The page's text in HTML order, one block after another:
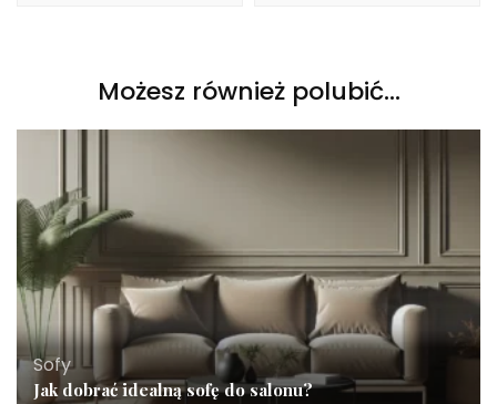
Możesz również polubić…
Sofy
Jak dobrać idealną sofę do salonu?